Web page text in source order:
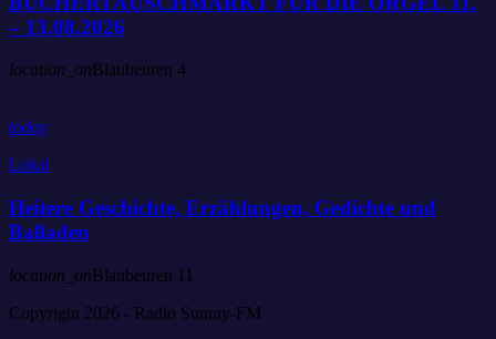
– 13.08.2026
location_on Blaubeuren 4
today
Lokal
Heitere Geschichte, Erzählungen, Gedichte und
Balladen
location_onBlaubeuren 11
Copyright 2026 - Radio Sunray-FM